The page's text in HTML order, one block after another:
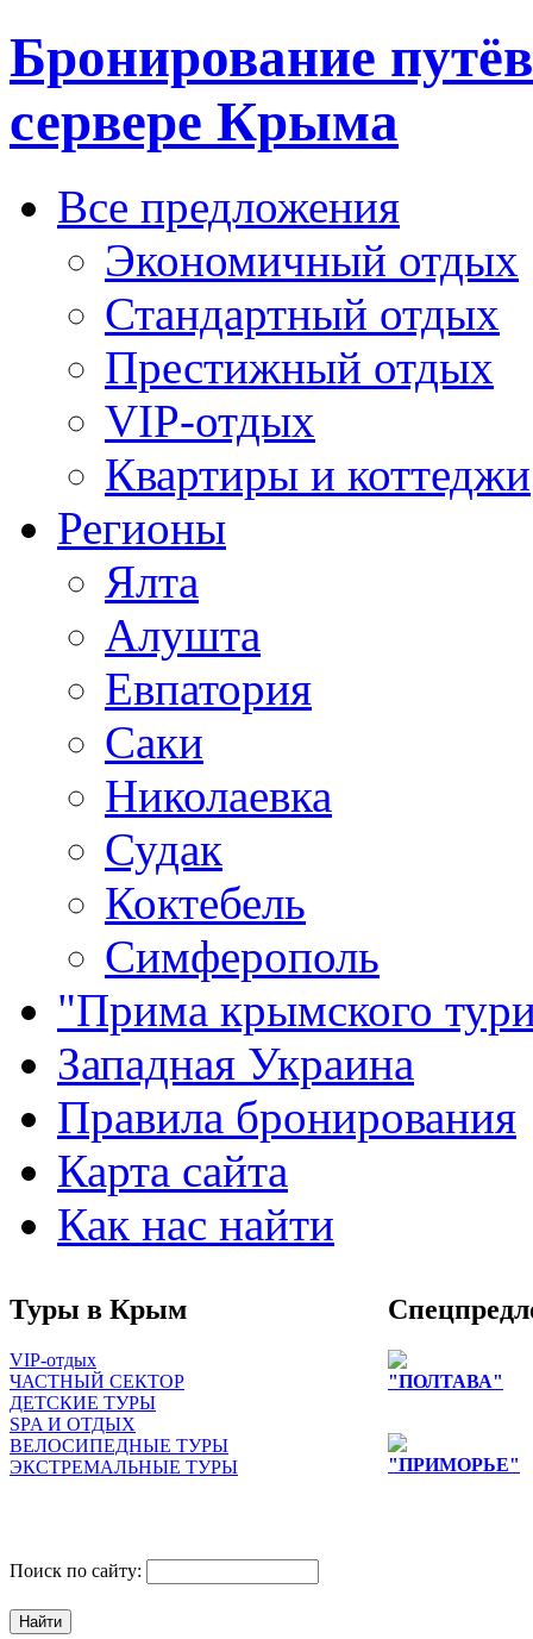
Бронирование
сервере Крыма
Все предложения
Экономичный отдых
Стандартный отдых
Престижный отдых
VIP-отдых
Квартиры и коттеджи
Регионы
Ялта
Алушта
Евпатория
Саки
Николаевка
Судак
Коктебель
Симферополь
"Прима крымского
Западная Украина
Правила бронирования
Карта сайта
Как нас найти
Туры в Крым
VIP-отдых
ЧАСТНЫЙ СЕКТОР
ДЕТСКИЕ ТУРЫ
SPA И ОТДЫХ
ВЕЛОСИПЕДНЫЕ ТУРЫ
ЭКСТРЕМАЛЬНЫЕ ТУРЫ
"ПОЛТАВА"
"ПРИМОРЬЕ"
Поиск по сайту: